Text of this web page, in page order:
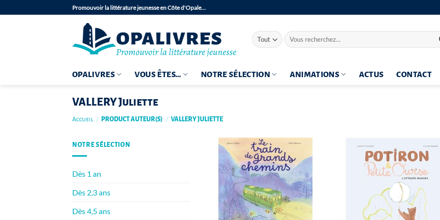
au
Promouvoir la littérature jeunesse en Côte d'Opale…
Recherche
pour :
OPALIVRES VOUS ÊTES… NOTRE SÉLECTION ANIMATIONS ACTUS CONTACT
VALLERY Juliette
Accueil / PRODUCT AUTEUR(S) / VALLERY JULIETTE
NOTRE SÉLECTION
Dès 1 an
Dès 2,3 ans
Dès 4,5 ans